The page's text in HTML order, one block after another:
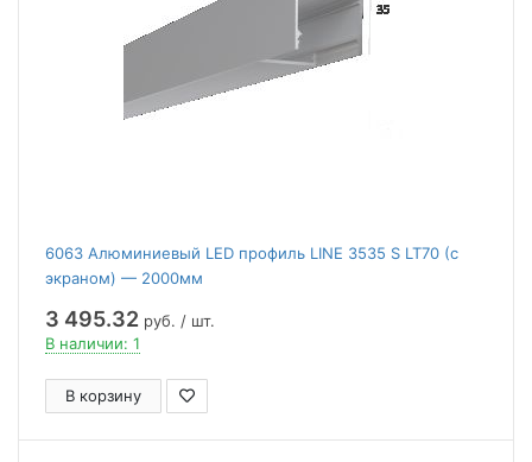
6063 Алюминиевый LED профиль LINE 3535 S LT70 (с
экраном) — 2000мм
3 495.32 руб. / шт.
В наличии: 1
В корзину